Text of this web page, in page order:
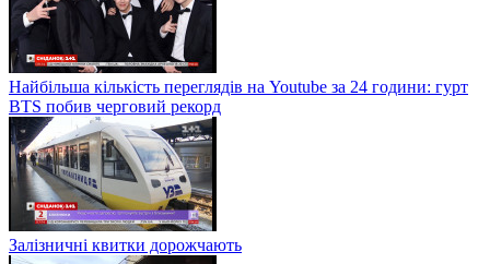
Найбільша кількість переглядів на Youtube за 24 години: гурт
BTS побив черговий рекорд
Залізничні квитки дорожчають